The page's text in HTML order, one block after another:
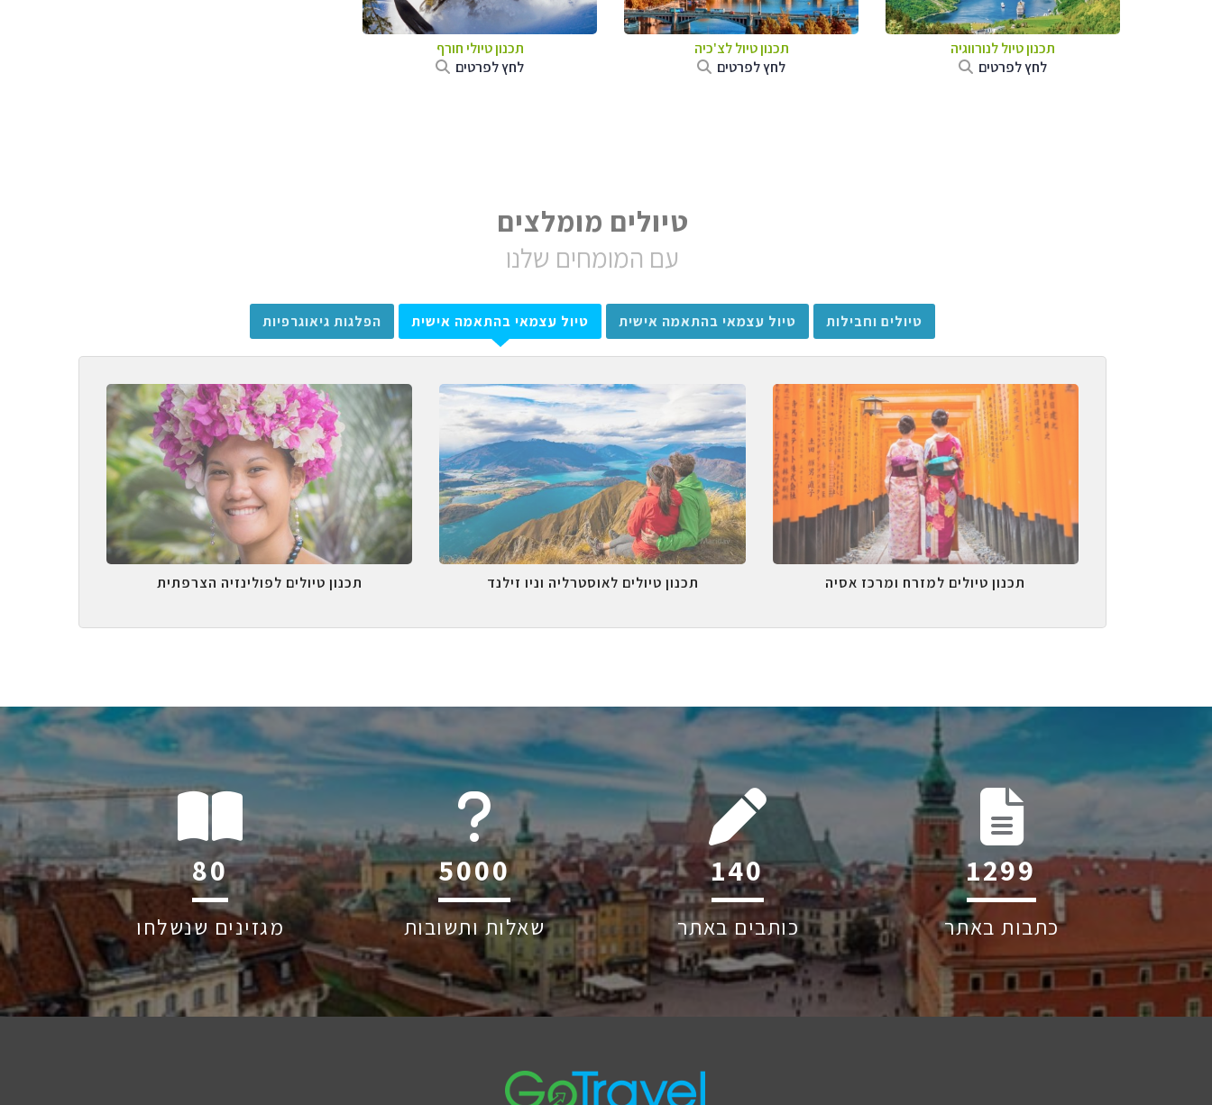
תכנון טיול לנורווגיה
לחץ לפרטים
תכנון טיול לצ'כיה
לחץ לפרטים
תכנון טיולי חורף
לחץ לפרטים
טיולים מומלצים
עם המומחים שלנו
טיולים וחבילות טיול עצמאי בהתאמה אישית טיול עצמאי בהתאמה אישית הפלגות גיאוגרפיות
תכנון טיולים למזרח ומרכז אסיה תכנון טיולים לאוסטרליה וניו זילנד תכנון טיולים לפולינזיה הצרפתית
120
מגזינים שנשלחו
6045
שאלות ותשובות
211
כותבים באתר
1960
כתבות באתר